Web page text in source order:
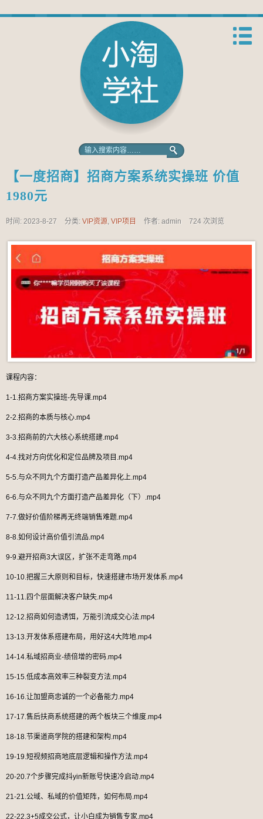
【一度招商】招商方案系统实操班 价值
1980元
时间: 2023-8-27 分类: VIP资源, VIP项目 作者: admin 724 次浏览
课程内容：
1-1.招商方案实操班-先导课.mp4
2-2.招商的本质与核心.mp4
3-3.招商前的六大核心系统搭建.mp4
4-4.找对方向优化和定位品牌及项目.mp4
5-5.与众不同九个方面打造产品差异化上.mp4
6-6.与众不同九个方面打造产品差异化（下）.mp4
7-7.做好价值阶梯再无终端销售难题.mp4
8-8.如何设计高价值引流品.mp4
9-9.避开招商3大误区，扩张不走弯路.mp4
10-10.把握三大原则和目标，快速搭建市场开发体系.mp4
11-11.四个层面解决客户缺失.mp4
12-12.招商如何造诱饵，万能引流成交心法.mp4
13-13.开发体系搭建布局，用好这4大阵地.mp4
14-14.私域招商业-绩倍增的密码.mp4
15-15.低成本高效率三种裂变方法.mp4
16-16.让加盟商忠诚的一个必备能力.mp4
17-17.售后扶商系统搭建的两个板块三个维度.mp4
18-18.节渠道商学院的搭建和架构.mp4
19-19.短视频招商地底层逻辑和操作方法.mp4
20-20.7个步骤完成抖yin新账号快速冷启动.mp4
21-21.公域、私域的价值矩阵，如何布局.mp4
22-22.3+5成交公式，让小白成为销售专家.mp4